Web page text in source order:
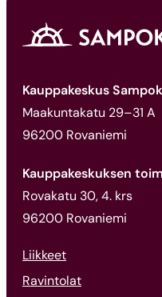
Kauppakeskus
Maakuntakatu 29–31 A
96200 Rovaniemi
Kauppakeskuksen
Rovakatu 30, 4. krs
96200 Rovaniemi
Liikkeet
Ravintolat